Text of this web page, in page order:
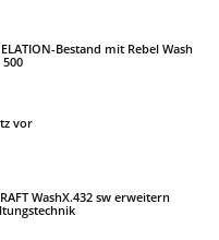
Bestand mit Rebel Wash
500
vor
WashX.432 sw erweitern